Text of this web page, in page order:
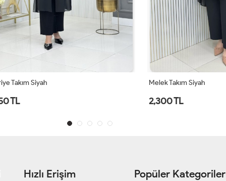
Melek Takım Siyah
Hızlı Erişim Popüler Kategoriler